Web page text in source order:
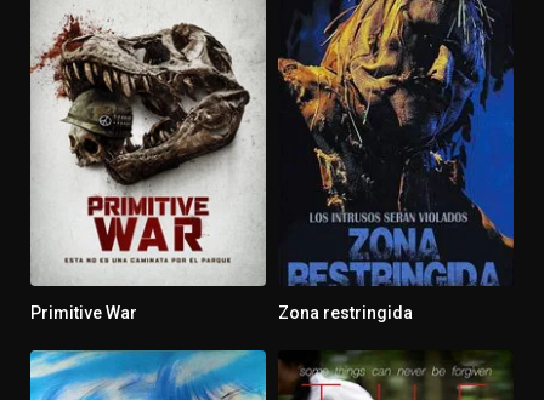
Primitive War Zona restringida